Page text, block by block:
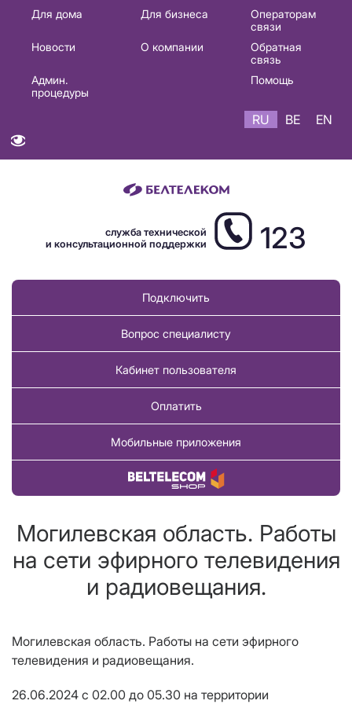
Основная
навигация
Для дома Для бизнеса
Операторам
связи
Новости
О компании
Обратная
связь
Админ.
процедуры
Помощь
RU BE EN
служба технической
и консультационной поддержки
123
Подключить
Вопрос специалисту
Кабинет пользователя
Оплатить
Мобильные приложения
Купить товар
Могилевская область. Работы
на сети эфирного телевидения
и радиовещания.
Могилевская область. Работы на сети эфирного
телевидения и радиовещания.
26.06.2024 с 02.00 до 05.30 на территории